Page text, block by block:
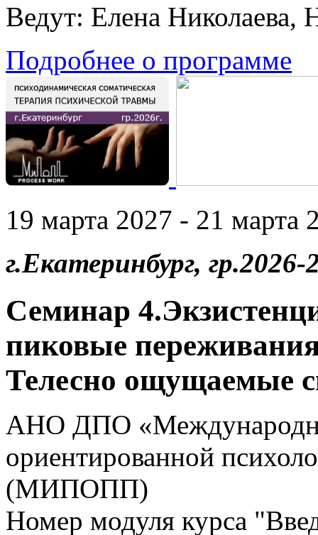
Ведут: Елена Николаева,
Подробнее о программе
19 марта 2027 - 21 марта
г.Екатеринбург, гр.2026-
Семинар
пиковые
Телесно ощущаемые
АНО ДПО
ориентированной
(МИПОПП)
Номер модуля курса